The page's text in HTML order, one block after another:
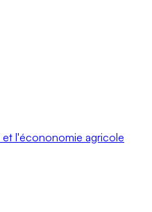
et l'écononomie agricole